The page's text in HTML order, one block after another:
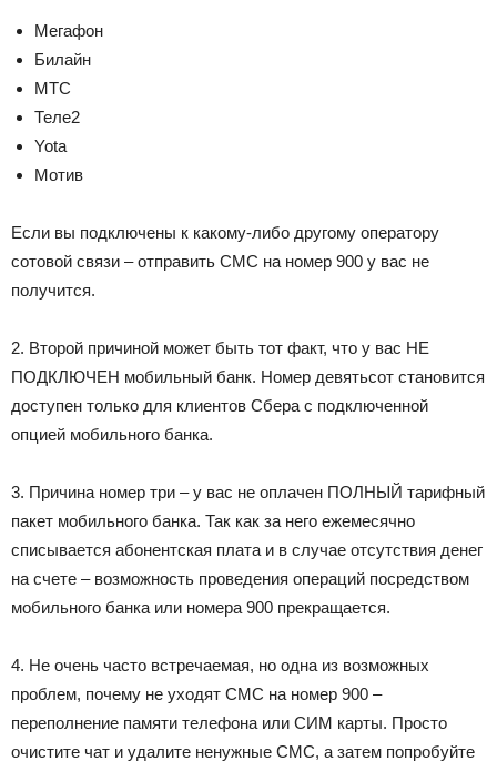
Мегафон
Билайн
МТС
Теле2
Yota
Мотив
Если вы подключены к какому-либо другому оператору
сотовой связи – отправить СМС на номер 900 у вас не
получится.
2. Второй причиной может быть тот факт, что у вас НЕ
ПОДКЛЮЧЕН мобильный банк. Номер девятьсот становится
доступен только для клиентов Сбера с подключенной
опцией мобильного банка.
3. Причина номер три – у вас не оплачен ПОЛНЫЙ тарифный
пакет мобильного банка. Так как за него ежемесячно
списывается абонентская плата и в случае отсутствия денег
на счете – возможность проведения операций посредством
мобильного банка или номера 900 прекращается.
4. Не очень часто встречаемая, но одна из возможных
проблем, почему не уходят СМС на номер 900 –
переполнение памяти телефона или СИМ карты. Просто
очистите чат и удалите ненужные СМС, а затем попробуйте